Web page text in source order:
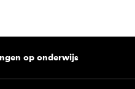
op onderwijs